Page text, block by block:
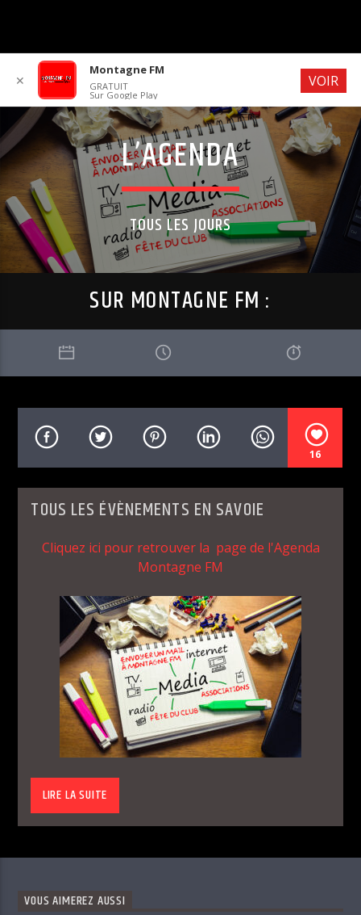
MONTAGNE FM
MONTAGNE FM
ÉCOUTEZ SAVOIE !
CONFIRMÉ
L’AGENDA
TOUS LES JOURS
SUR MONTAGNE FM :
16
TOUS LES ÉVÈNEMENTS EN SAVOIE
Cliquez ici pour retrouver la page de l'Agenda
Montagne FM
LIRE LA SUITE
VOUS AIMEREZ AUSSI
✕
Montagne FM
GRATUIT
Sur Google Play
VOIR